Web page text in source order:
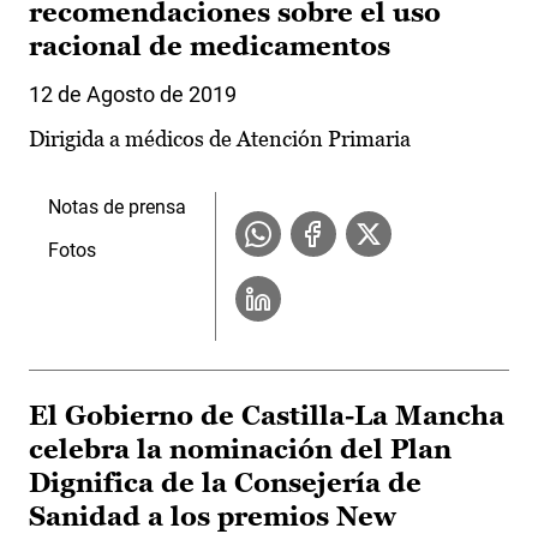
recomendaciones sobre el uso
racional de medicamentos
12 de Agosto de 2019
Dirigida a médicos de Atención Primaria
Notas de prensa
Fotos
El Gobierno de Castilla-La Mancha
celebra la nominación del Plan
Dignifica de la Consejería de
Sanidad a los premios New